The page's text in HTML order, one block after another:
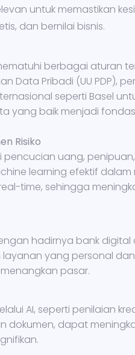
untuk memastikan
dan bernilai bisnis.
berbagai aturan
Data Pribadi (UU PDP),
seperti Basel
yang baik menjadi
Risiko
uang,
learning efektif
time, sehingga
hadirnya bank
yang personal
pasar.
AI, seperti penilaian
dokumen, dapat